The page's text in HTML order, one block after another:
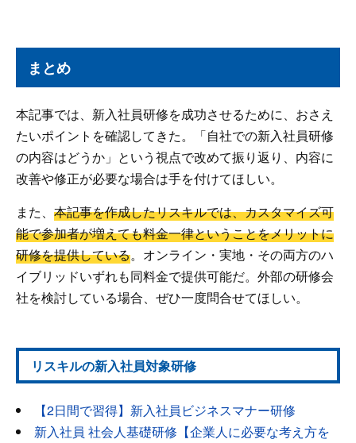
まとめ
本記事では、新入社員研修を成功させるために、おさえ
たいポイントを確認してきた。「自社での新入社員研修
の内容はどうか」という視点で改めて振り返り、内容に
改善や修正が必要な場合は手を付けてほしい。
また、 本記事を作成したリスキルでは、カスタマイズ可
能で参加者が増えても料金一律ということをメリットに
研修を提供している。オンライン・実地・その両方のハ
イブリッドいずれも同料金で提供可能だ。外部の研修会
社を検討している場合、ぜひ一度問合せてほしい。
リスキルの新入社員対象研修
【2日間で習得】新入社員ビジネスマナー研修
新入社員 社会人基礎研修【企業人に必要な考え方を